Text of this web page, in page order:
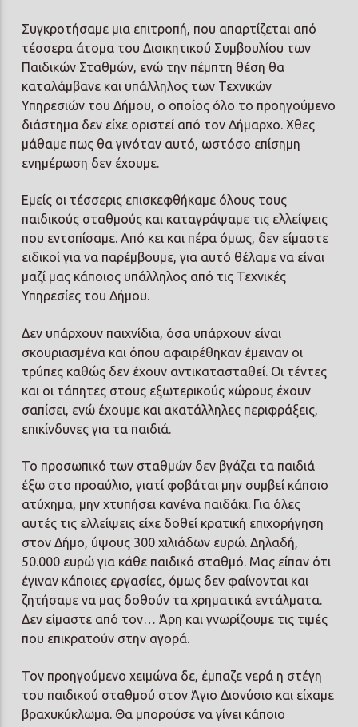
Συγκροτήσαμε μια επιτροπή, που απαρτίζεται από
τέσσερα άτομα του Διοικητικού Συμβουλίου των
Παιδικών Σταθμών, ενώ την πέμπτη θέση θα
καταλάμβανε και υπάλληλος των Τεχνικών
Υπηρεσιών του Δήμου, ο οποίος όλο το προηγούμενο
διάστημα δεν είχε οριστεί από τον Δήμαρχο. Χθες
μάθαμε πως θα γινόταν αυτό, ωστόσο επίσημη
ενημέρωση δεν έχουμε.
Εμείς οι τέσσερις επισκεφθήκαμε όλους τους
παιδικούς σταθμούς και καταγράψαμε τις ελλείψεις
που εντοπίσαμε. Από κει και πέρα όμως, δεν είμαστε
ειδικοί για να παρέμβουμε, για αυτό θέλαμε να είναι
μαζί μας κάποιος υπάλληλος από τις Τεχνικές
Υπηρεσίες του Δήμου.
Δεν υπάρχουν παιχνίδια, όσα υπάρχουν είναι
σκουριασμένα και όπου αφαιρέθηκαν έμειναν οι
τρύπες καθώς δεν έχουν αντικατασταθεί. Οι τέντες
και οι τάπητες στους εξωτερικούς χώρους έχουν
σαπίσει, ενώ έχουμε και ακατάλληλες περιφράξεις,
επικίνδυνες για τα παιδιά.
Το προσωπικό των σταθμών δεν βγάζει τα παιδιά
έξω στο προαύλιο, γιατί φοβάται μην συμβεί κάποιο
ατύχημα, μην χτυπήσει κανένα παιδάκι. Για όλες
αυτές τις ελλείψεις είχε δοθεί κρατική επιχορήγηση
στον Δήμο, ύψους 300 χιλιάδων ευρώ. Δηλαδή,
50.000 ευρώ για κάθε παιδικό σταθμό. Μας είπαν ότι
έγιναν κάποιες εργασίες, όμως δεν φαίνονται και
ζητήσαμε να μας δοθούν τα χρηματικά εντάλματα.
Δεν είμαστε από τον… Άρη και γνωρίζουμε τις τιμές
που επικρατούν στην αγορά.
Τον προηγούμενο χειμώνα δε, έμπαζε νερά η στέγη
του παιδικού σταθμού στον Άγιο Διονύσιο και είχαμε
βραχυκύκλωμα. Θα μπορούσε να γίνει κάποιο